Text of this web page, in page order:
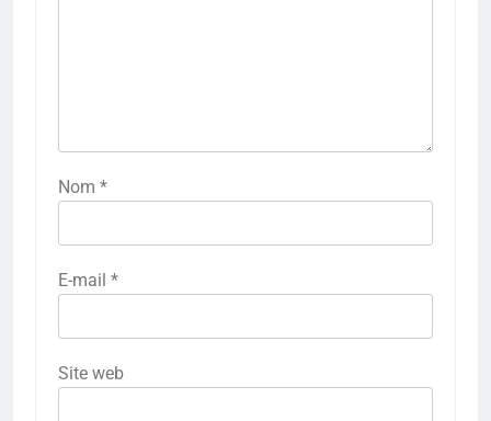
Nom *
E-mail *
Site web